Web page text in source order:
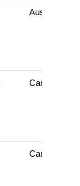
Australia
Cameroun
Cameroun